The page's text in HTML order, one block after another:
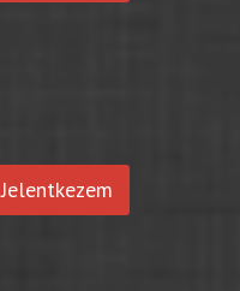
Jelentkezem